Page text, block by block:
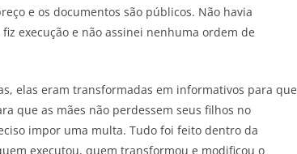
e os documentos são públicos. Não havia
execução e não assinei nenhuma ordem de
elas eram transformadas em informativos para que
que as mães não perdessem seus filhos no
impor uma multa. Tudo foi feito dentro da
executou, quem transformou e modificou o